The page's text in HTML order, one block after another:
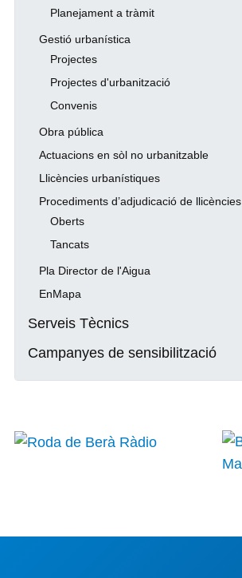
Planejament a tràmit
Gestió urbanística
Projectes
Projectes d'urbanització
Convenis
Obra pública
Actuacions en sòl no urbanitzable
Llicències urbanístiques
Procediments d’adjudicació de llicències
Oberts
Tancats
Pla Director de l'Aigua
EnMapa
Serveis Tècnics
Campanyes de sensibilització